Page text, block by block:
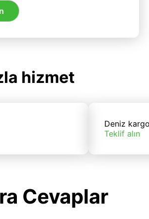
hizmet
Deniz
Teklif alın
Cevaplar